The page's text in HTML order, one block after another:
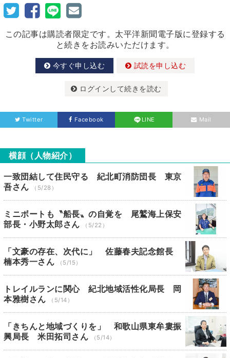
この記事は購読者限定です。太平洋新聞電子版に登録する
と続きをお読みいただけます。
今すぐ申し込む 試読を申し込む
ログインして続きを読む
Twitter Facebook LINE Mail
横顔（人物紹介）
一致団結して住民守る 紀北町消防団長 東京
吾さん
（5/28）
ミニボートも〝船長〟の自覚を 尾鷲海上保安
部長・小野太郎さん
（5/22）
「文豪の存在、次代に」 佐藤春夫記念館長
楠本秀一さん
（5/15）
トレイルランに関心 紀北地域活性化局長 岡
本雅樹さん
（5/14）
「きちんと地域づくりを」 和歌山県東牟婁振
興局長 米田拓司さん
（5/14）